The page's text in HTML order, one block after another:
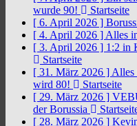
wurde 90!
Startseite
[ 6. April 2026 ]
[ 4. April 2026 ] Alles
[ 3. April 2026 ] 1:2 in
Startseite
[ 31. März 2026 ] Alles
wird 80!
Startseite
[ 29. März 2026 ]
der Borussia
[ 28. März 2026 ]